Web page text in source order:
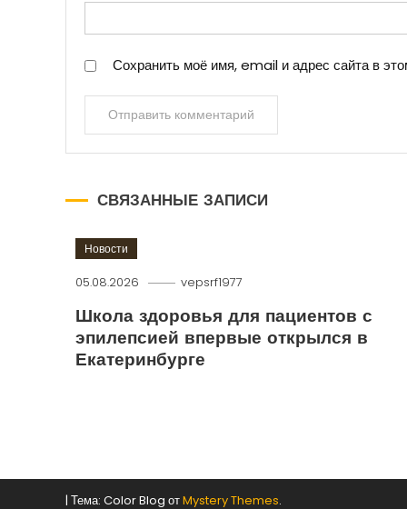
Сохранить моё имя, email и адрес сайта в
СВЯЗАННЫЕ ЗАПИСИ
Новости
05.08.2026 vepsrf1977
Школа здоровья для пациентов с
эпилепсией впервые открылся в
Екатеринбурге
| Тема: Color Blog отMystery Themes.